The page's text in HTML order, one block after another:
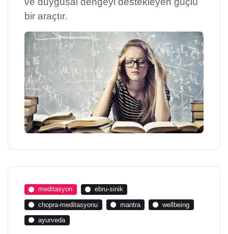
bir araçtır.
meditasyon ebru-sinik
chopra-meditasyonu mantra wellbeing
ayurveda